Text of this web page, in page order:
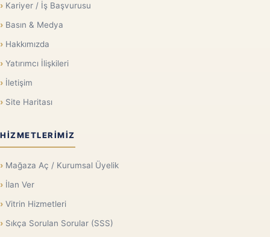
Kariyer / İş Başvurusu
Basın & Medya
Hakkımızda
Yatırımcı İlişkileri
İletişim
Site Haritası
HIZMETLERIMIZ
Mağaza Aç / Kurumsal Üyelik
İlan Ver
Vitrin Hizmetleri
Sıkça Sorulan Sorular (SSS)